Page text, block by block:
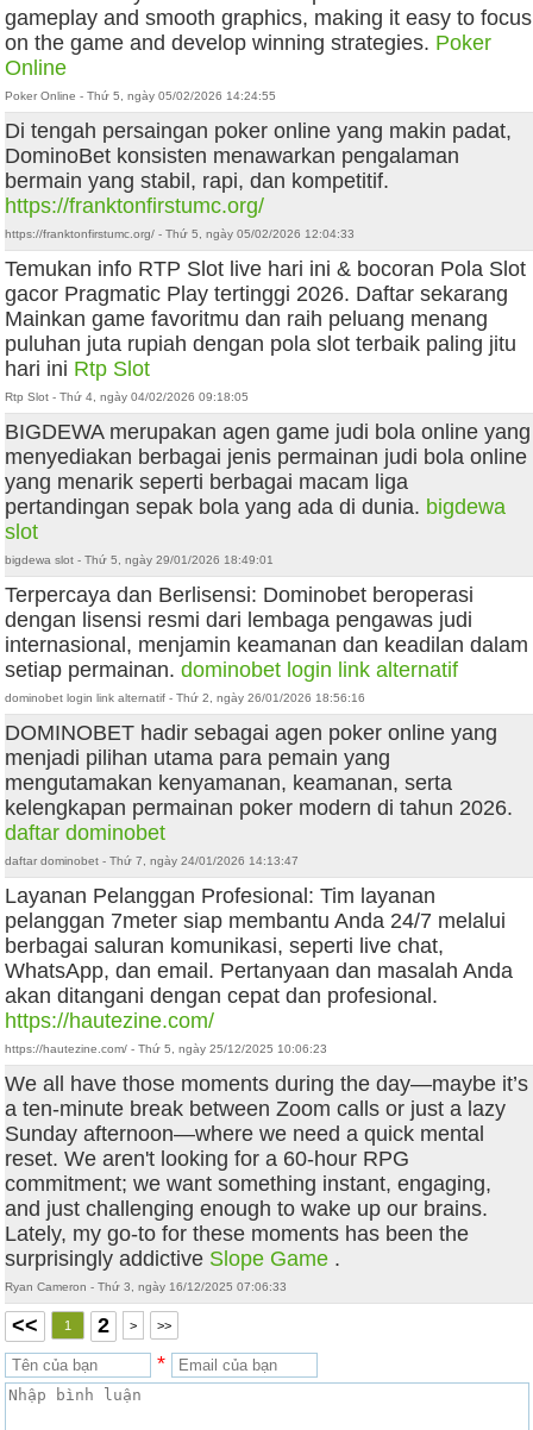
gameplay and smooth graphics, making it easy to focus
on the game and develop winning strategies. Poker
Online
Poker Online - Thứ 5, ngày 05/02/2026 14:24:55
Di tengah persaingan poker online yang makin padat,
DominoBet konsisten menawarkan pengalaman
bermain yang stabil, rapi, dan kompetitif.
https://franktonfirstumc.org/
https://franktonfirstumc.org/ - Thứ 5, ngày 05/02/2026 12:04:33
Temukan info RTP Slot live hari ini & bocoran Pola Slot
gacor Pragmatic Play tertinggi 2026. Daftar sekarang
Mainkan game favoritmu dan raih peluang menang
puluhan juta rupiah dengan pola slot terbaik paling jitu
hari ini Rtp Slot
Rtp Slot - Thứ 4, ngày 04/02/2026 09:18:05
BIGDEWA merupakan agen game judi bola online yang
menyediakan berbagai jenis permainan judi bola online
yang menarik seperti berbagai macam liga
pertandingan sepak bola yang ada di dunia. bigdewa
slot
bigdewa slot - Thứ 5, ngày 29/01/2026 18:49:01
Terpercaya dan Berlisensi: Dominobet beroperasi
dengan lisensi resmi dari lembaga pengawas judi
internasional, menjamin keamanan dan keadilan dalam
setiap permainan.dominobet login link alternatif
dominobet login link alternatif - Thứ 2, ngày 26/01/2026 18:56:16
DOMINOBET hadir sebagai agen poker online yang
menjadi pilihan utama para pemain yang
mengutamakan kenyamanan, keamanan, serta
kelengkapan permainan poker modern di tahun 2026.
daftar dominobet
daftar dominobet - Thứ 7, ngày 24/01/2026 14:13:47
Layanan Pelanggan Profesional: Tim layanan
pelanggan 7meter siap membantu Anda 24/7 melalui
berbagai saluran komunikasi, seperti live chat,
WhatsApp, dan email. Pertanyaan dan masalah Anda
akan ditangani dengan cepat dan profesional.
https://hautezine.com/
https://hautezine.com/ - Thứ 5, ngày 25/12/2025 10:06:23
We all have those moments during the day—maybe it’s
a ten-minute break between Zoom calls or just a lazy
Sunday afternoon—where we need a quick mental
reset. We aren't looking for a 60-hour RPG
commitment; we want something instant, engaging,
and just challenging enough to wake up our brains.
Lately, my go-to for these moments has been the
surprisingly addictive Slope Game .
Ryan Cameron - Thứ 3, ngày 16/12/2025 07:06:33
<< 1 2 > >>
*